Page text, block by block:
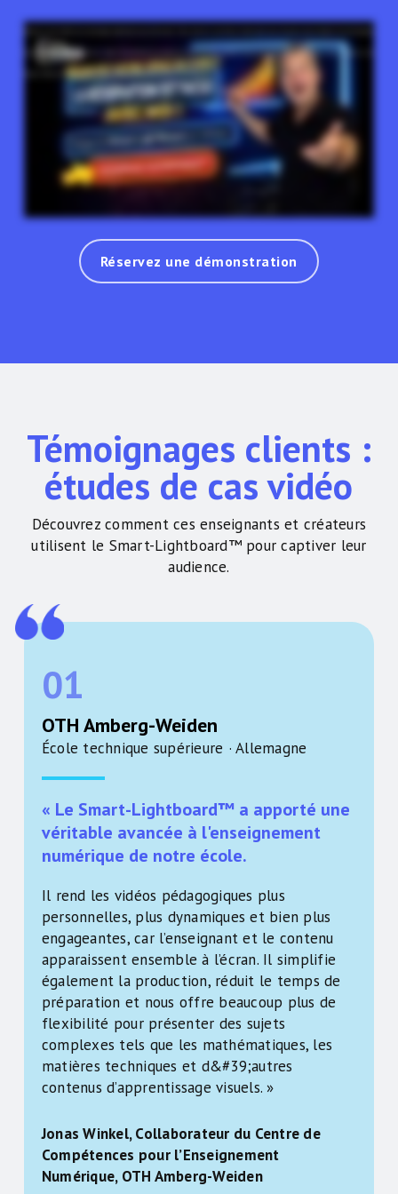
les cas d'utilisation, et vous pourrez poser vos questions. Je vous ferai une démonstration complète depuis mon studio maison. Rien d'autre à faire. Cliquez sur le
Réservez une démonstration
Témoignages clients :
études de cas vidéo
Découvrez comment ces enseignants et créateurs
utilisent le Smart-Lightboard™ pour captiver leur
audience.
01
OTH Amberg-Weiden
École technique supérieure · Allemagne
« Le Smart-Lightboard™ a apporté une
véritable avancée à l'enseignement
numérique de notre école.
Il rend les vidéos pédagogiques plus
personnelles, plus dynamiques et bien plus
engageantes, car l’enseignant et le contenu
apparaissent ensemble à l’écran. Il simplifie
également la production, réduit le temps de
préparation et nous offre beaucoup plus de
flexibilité pour présenter des sujets
complexes tels que les mathématiques, les
matières techniques et d&#39;autres
contenus d’apprentissage visuels. »
Jonas Winkel, Collaborateur du Centre de
Compétences pour l’Enseignement
Numérique, OTH Amberg-Weiden